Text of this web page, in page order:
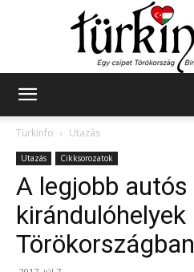
Türkinfo
Utazás
Utazás Cikksorozatok
A legjobb autós
kirándulóhelyek